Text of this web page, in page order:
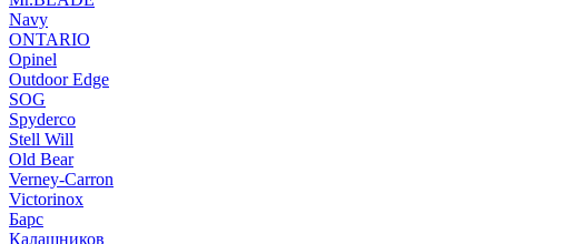
Navy
ONTARIO
Opinel
Outdoor Edge
SOG
Spyderco
Stell Will
Old Bear
Verney-Carron
Victorinox
Барс
Калашников